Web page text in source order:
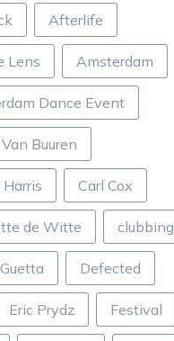
Afterlife
Lens Amsterdam
Dance Event
Buuren
Carl Cox
de Witte clubbing
Defected
Eric Prydz Festival